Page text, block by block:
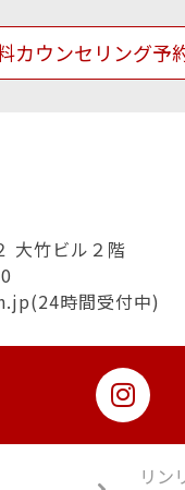
カウンセリング予
大竹ビル２階
時間受付中)
リン